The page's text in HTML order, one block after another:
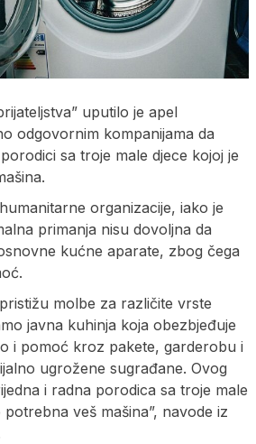
uputilo je apel
odgovornim kompanijama da
sa troje male djece kojoj je
organizacije, iako je
primanja nisu dovoljna da
kućne aparate, zbog čega
molbe za različite vrste
javna kuhinja koja obezbjeđuje
i pomoć kroz pakete, garderobu i
ugrožene sugrađane. Ovog
i radna porodica sa troje male
veš mašina”, navode iz